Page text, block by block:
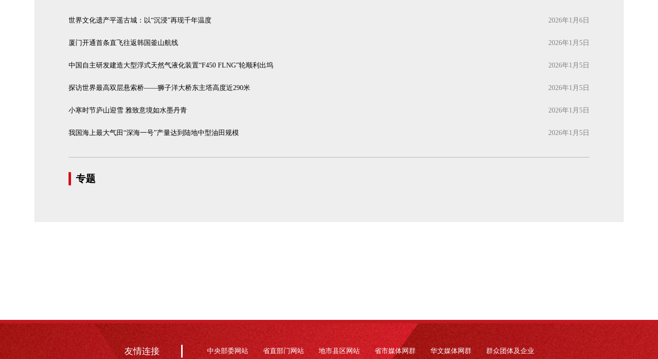
世界文化遗产平遥古城：以“沉浸”再现千年温度 2026年1月6日
厦门开通首条直飞往返韩国釜山航线 2026年1月5日
中国自主研发建造大型浮式天然气液化装置“F450 FLNG”轮顺利出坞 2026年1月5日
探访世界最高双层悬索桥——狮子洋大桥东主塔高度近290米 2026年1月5日
小寒时节庐山迎雪 雅致意境如水墨丹青 2026年1月5日
我国海上最大气田“深海一号”产量达到陆地中型油田规模 2026年1月5日
专题
友情连接 中央部委网站 省直部门网站 地市县区网站 省市媒体网群 华文媒体网群 群众团体及企业